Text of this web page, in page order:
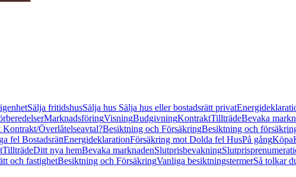
Sälja fritidshusSälja hus Sälja hus eller bostadsrätt privat
MarknadsföringVisningBudgivningKontraktTillträdeBevaka
Kontrakt/Överlåtelseavtal?Besiktning och FörsäkringBesiktning och
fel BostadsrättEnergideklarationFörsäkring mot Dolda fel HusPå gångKöpa
TillträdeDitt nya hemBevaka marknadenSlutprisbevakning
och fastighetBesiktning och FörsäkringVanliga besiktningstermerSå tolkar